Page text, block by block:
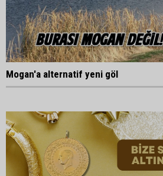
Mogan'a alternatif yeni göl